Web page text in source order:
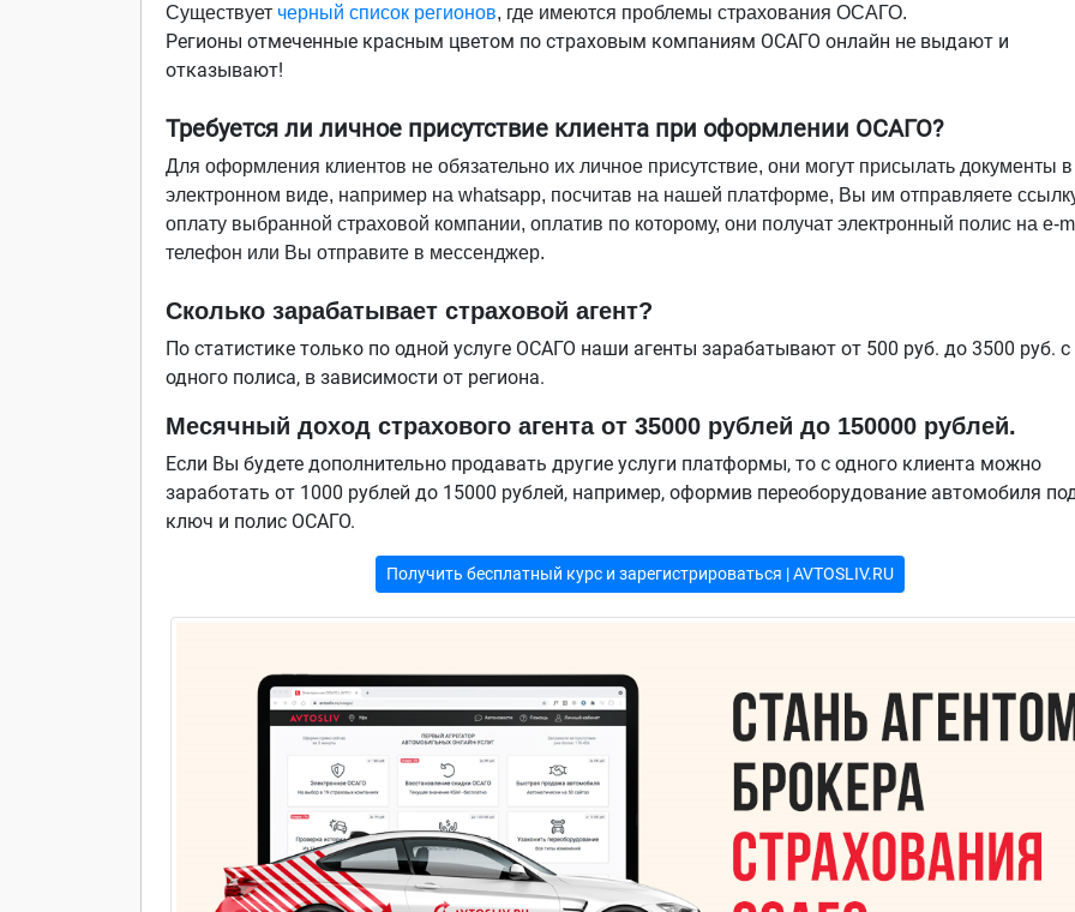
Существует черный список регионов, где имеются проблемы страхования ОСАГО.
Регионы отмеченные красным цветом по страховым компаниям ОСАГО онлайн не выдают и
отказывают!
Требуется ли личное присутствие клиента при оформлении ОСАГО?
Для оформления клиентов не обязательно их личное присутствие, они могут присылать документы в
электронном виде, например на whatsapp, посчитав на нашей платформе, Вы им отправляете
оплату выбранной страховой компании, оплатив по которому, они получат электронный полис на e-
телефон или Вы отправите в мессенджер.
Сколько зарабатывает страховой агент?
По статистике только по одной услуге ОСАГО наши агенты зарабатывают от 500 руб. до 3500 руб. с
одного полиса, в зависимости от региона.
Месячный доход страхового агента от 35000 рублей до 150000 рублей.
Если Вы будете дополнительно продавать другие услуги платформы, то с одного клиента можно
заработать от 1000 рублей до 15000 рублей, например, оформив переоборудование автомобиля
ключ и полис ОСАГО.
Получить бесплатный курс и зарегистрироваться | AVTOSLIV.RU